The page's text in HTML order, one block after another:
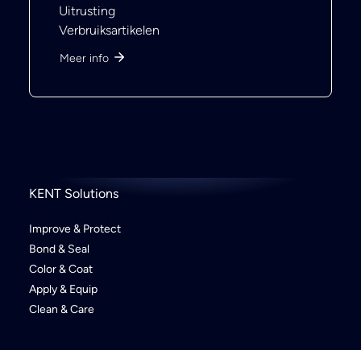
Uitrusting
Verbruiksartikelen
Meer info
KENT Solutions
Improve & Protect
Bond & Seal
Color & Coat
Apply & Equip
Clean & Care